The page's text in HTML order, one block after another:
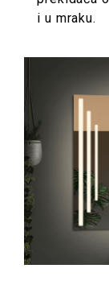
i u mraku.